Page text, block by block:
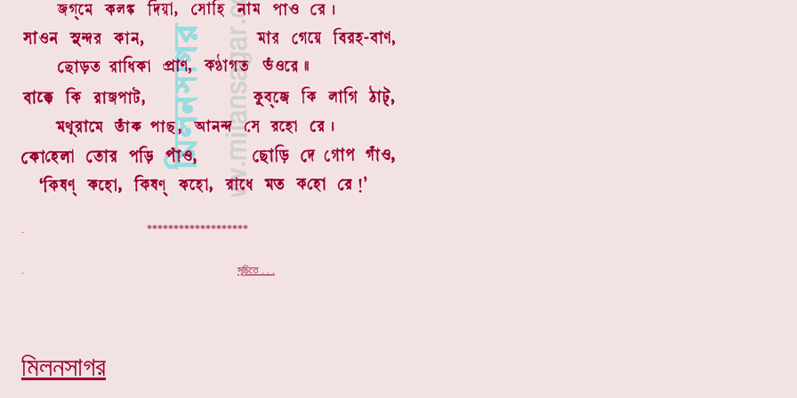
. *******************
. সূচিতে . . .
মিলনসাগর